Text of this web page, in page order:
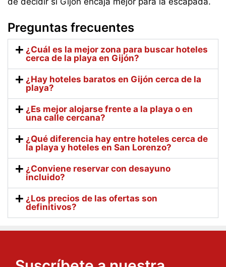
Preguntas frecuentes
¿Cuál es la mejor zona para buscar hoteles
cerca de la playa en Gijón?
¿Hay hoteles baratos en Gijón cerca de la
playa?
¿Es mejor alojarse frente a la playa o en
una calle cercana?
¿Qué diferencia hay entre hoteles cerca de
la playa y hoteles en San Lorenzo?
¿Conviene reservar con desayuno
incluido?
¿Los precios de las ofertas son
definitivos?